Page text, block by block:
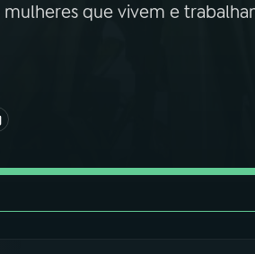
que vivem e